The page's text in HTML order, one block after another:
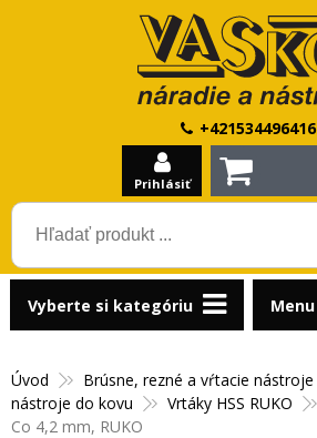
+421534496416
Prihlásiť
Úvod Brúsne, rezné a vŕtacie nástroje
nástroje do kovu
Vrtáky HSS RUKO
Co 4,2 mm, RUKO
Vyberte si kategóriu Menu